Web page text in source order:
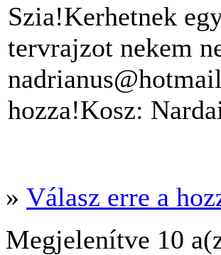
Szia!Kerhetnek
tervrajzot nekem
hozza!Kosz:
» Válasz erre a
Megjelenítve 10